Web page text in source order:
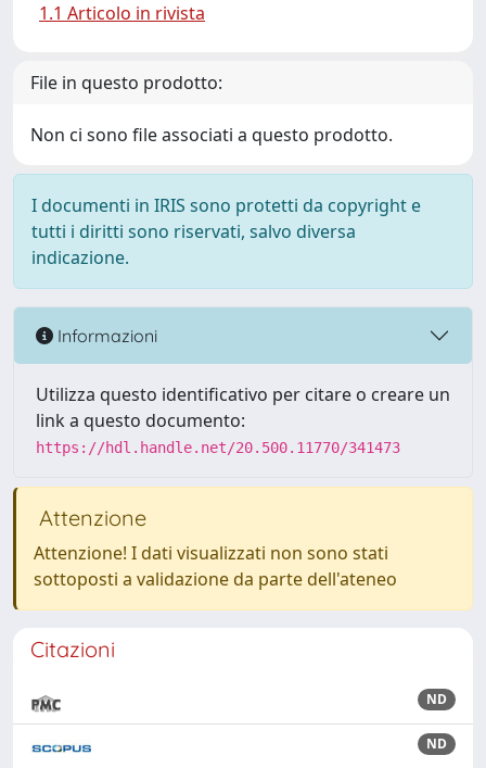
1.1 Articolo in rivista
File in questo prodotto:
Non ci sono file associati a questo prodotto.
I documenti in IRIS sono protetti da copyright e
tutti i diritti sono riservati, salvo diversa
indicazione.
Informazioni
Utilizza questo identificativo per citare o creare un
link a questo documento:
https://hdl.handle.net/20.500.11770/341473
Attenzione
Attenzione! I dati visualizzati non sono stati
sottoposti a validazione da parte dell'ateneo
Citazioni
ND
ND